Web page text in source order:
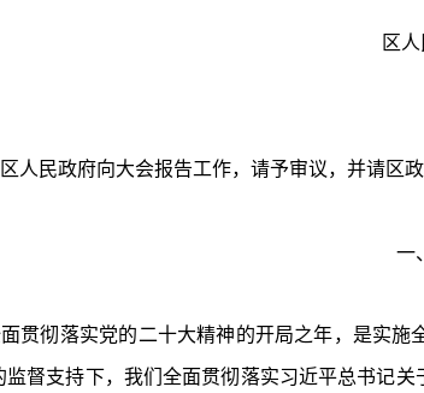
区
人民政府向大会报告工作，请予审议，并请区
一、
贯彻落实党的二十大精神的开局之年，是实施
监督支持下，我们全面贯彻落实习近平总书记